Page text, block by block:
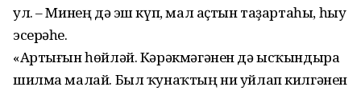
ул. – Минең дә эш күп, мал аҫтын таҙартаһы, һыу
эсерәһе.
«Артығын һөйләй. Кәрәкмәгәнен дә ысҡындыра
шилма малай. Был ҡунаҡтың ни уйлап килгәнен